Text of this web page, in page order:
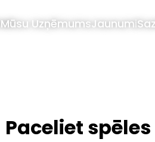
Mūsu UzņēmumsJaunumi
Paceliet